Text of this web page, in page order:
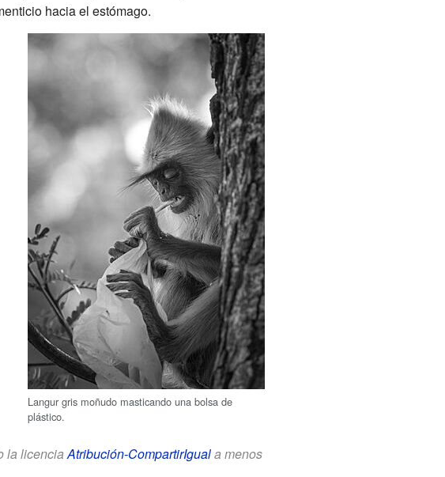
hacia el estómago.
Langur gris moñudo masticando una bolsa de
plástico.
la licenciaAtribución-CompartirIguala menos